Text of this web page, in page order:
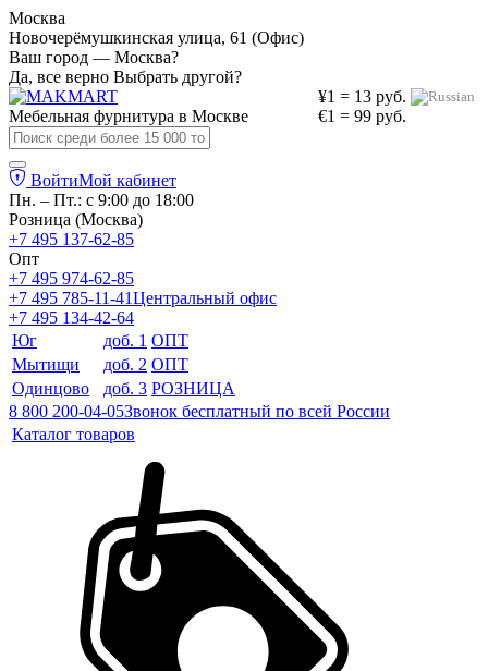
Москва
Новочерёмушкинская улица, 61 (Офис)
Ваш город — Москва?
Да, все верно Выбрать другой?
¥1 = 13 руб.
€1 = 99 руб.
Мебельная фурнитура в Москве
ВойтиМой кабинет
Пн. – Пт.: с 9:00 до 18:00
Розница (Москва)
+7 495 137-62-85
Опт
+7 495 974-62-85
+7 495 785-11-41Центральный офис
+7 495 134-42-64
Юг
доб. 1 ОПТ
Мытищи
доб. 2 ОПТ
Одинцово
доб. 3 РОЗНИЦА
8 800 200-04-05Звонок бесплатный по всей России
Каталог товаров